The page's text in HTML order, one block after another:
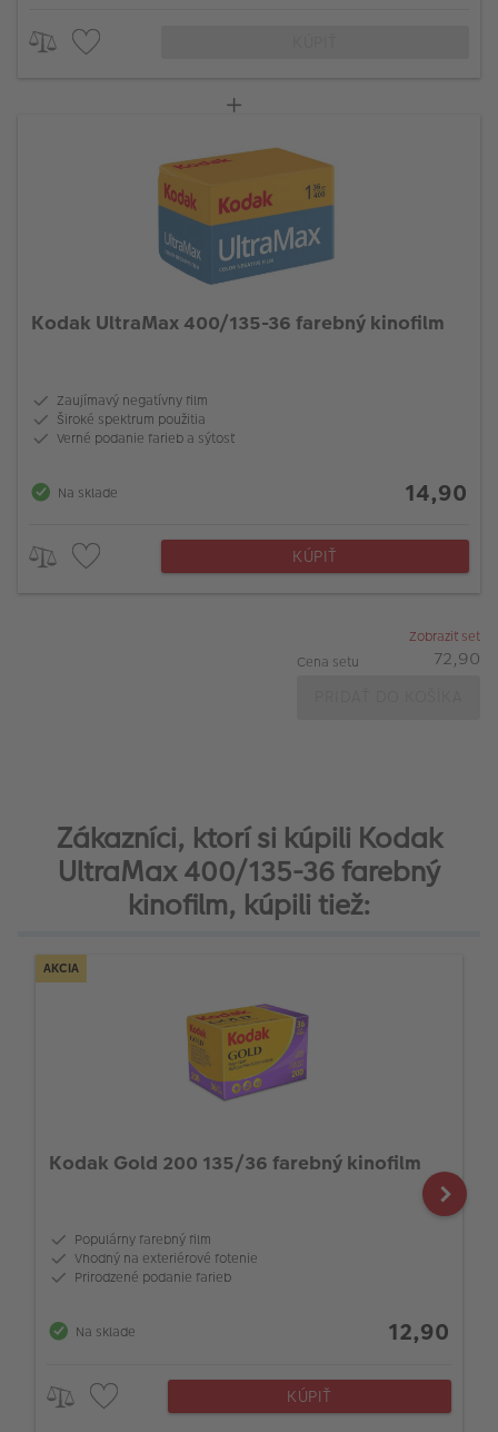
Kodak UltraMax 400/135-36 farebný kinofilm
Zaujímavý negatívny film
Široké spektrum použitia
Verné podanie farieb a sýtosť
Na sklade 14,90
KÚPIŤ
Zobraziť set
Cena setu
72,90
Zákazníci, ktorí si kúpili Kodak
UltraMax 400/135-36 farebný
kinofilm, kúpili tiež:
AKCIA
Kodak Gold 200 135/36 farebný kinofilm
Populárny farebný film
Vhodný na exteriérové fotenie
Prirodzené podanie farieb
Na sklade 12,90
KÚPIŤ